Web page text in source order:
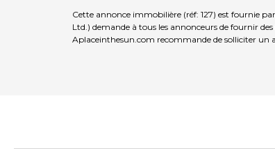
Cette annonce immobilière (réf: 127) est fournie
Ltd.) demande à tous les annonceurs de fournir
Aplaceinthesun.com recommande de solliciter